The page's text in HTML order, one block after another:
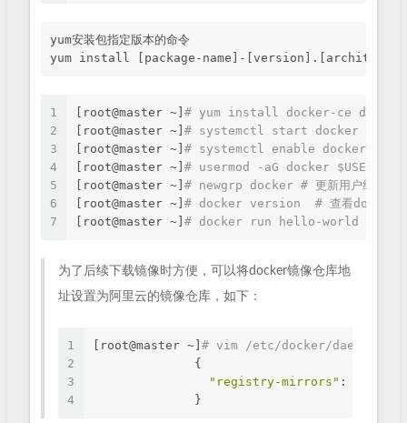
yum安装包指定版本的命令
1
2
3
4
5
6
7
[root@master ~] # yum install docker-ce
[root@master ~] # systemctl start docker  # 启
[root@master ~] # systemctl enable docker # 设置
[root@master ~] # usermod -aG docker $USER  # 将
[root@master ~] # newgrp docker # 更新用户组
[root@master ~] # docker version  # 查看docker
[root@master ~] # docker run hello-world  # 测试
为了后续下载镜像时方便，可以将docker镜像仓库地
址设置为阿里云的镜像仓库，如下：
1
2
3
4
[root@master ~] # vim /etc/docker/
              {
"registry-mirrors" : [
              }